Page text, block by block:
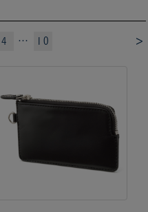
>
4 … 10